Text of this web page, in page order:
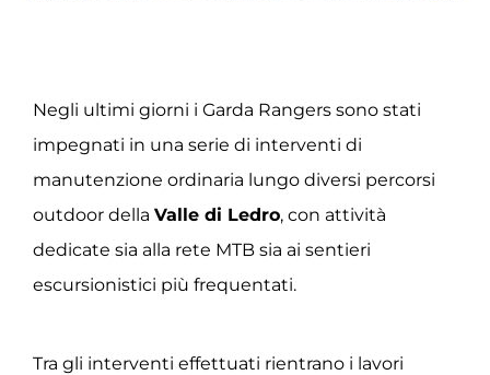
Negli ultimi giorni i Garda Rangers sono stati
impegnati in una serie di interventi di
manutenzione ordinaria lungo diversi percorsi
outdoor della Valle di Ledro, con attività
dedicate sia alla rete MTB sia ai sentieri
escursionistici più frequentati.
Tra gli interventi effettuati rientrano i lavori